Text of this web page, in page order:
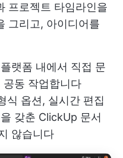
프로젝트 타임라인을
그리고, 아이디어를
랫폼 내에서 직접 문
동 작업합니다
식 옵션, 실시간 편집
갖춘 ClickUp 문서
않습니다